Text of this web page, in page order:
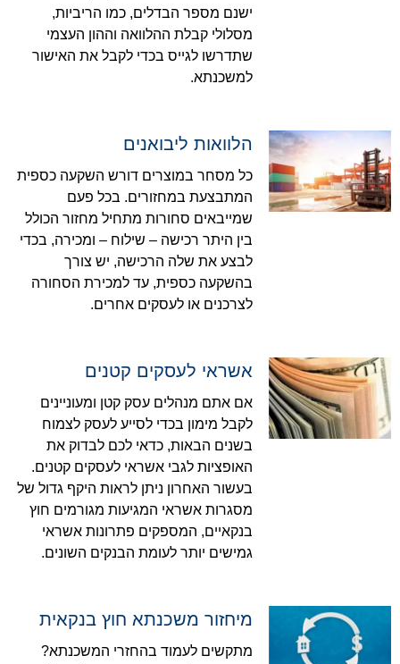
ישנם מספר הבדלים, כמו הריביות,
מסלולי קבלת ההלוואה וההון העצמי
שתדרשו לגייס בכדי לקבל את האישור
למשכנתא.
הלוואות ליבואנים
כל מסחר במוצרים דורש השקעה כספית
המתבצעת במחזורים. בכל פעם
שמייבאים סחורות מתחיל מחזור הכולל
בין היתר רכישה – שילוח – ומכירה, בכדי
לבצע את שלה הרכישה, יש צורך
בהשקעה כספית, עד למכירת הסחורה
לצרכנים או לעסקים אחרים.
אשראי לעסקים קטנים
אם אתם מנהלים עסק קטן ומעוניינים
לקבל מימון בכדי לסייע לעסק לצמוח
בשנים הבאות, כדאי לכם לבדוק את
האופציות לגבי אשראי לעסקים קטנים.
בעשור האחרון ניתן לראות היקף גדול של
מסגרות אשראי המגיעות מגורמים חוץ
בנקאיים, המספקים פתרונות אשראי
גמישים יותר לעומת הבנקים השונים.
מיחזור משכנתא חוץ בנקאית
מתקשים לעמוד בהחזרי המשכנתא?